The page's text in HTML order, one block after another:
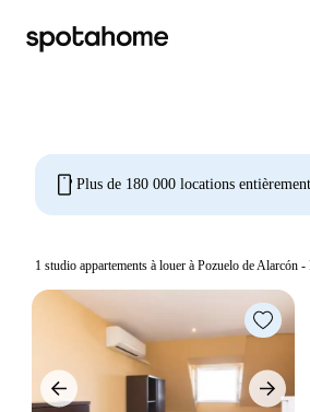
mobile Plus de 180 000 locations
1 studio appartements à louer à Pozuelo de Alarcón